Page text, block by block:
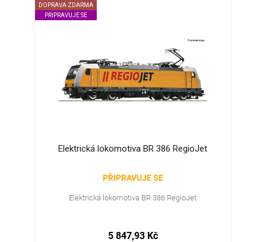
DOPRAVA ZDARMA
PŘIPRAVUJE SE
Elektrická lokomotiva BR 386 RegioJet
PŘIPRAVUJE SE
Elektrická lokomotiva BR 386 RegioJet
5 847,93 Kč